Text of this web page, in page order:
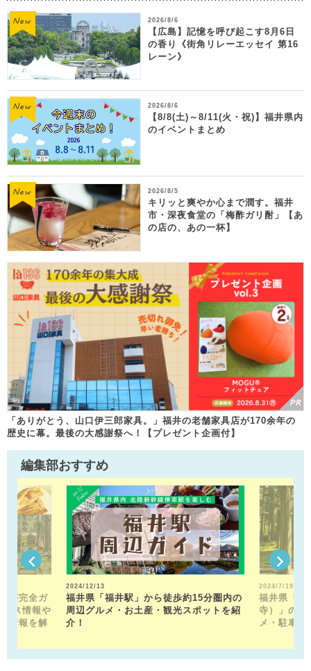
2026/8/6
【広島】記憶を呼び起こす8月6日
の香り《街角リレーエッセイ 第16
レーン》
2026/8/6
【8/8(土)～8/11(火・祝)】福井県内
のイベントまとめ
2026/8/5
キリッと爽やか心まで潤す。福井
市・深夜食堂の「梅酢ガリ酎」【あ
の店の、あの一杯】
「ありがとう、山口伊三郎家具。」福井の老舗家具店が170余年の
歴史に幕。最後の大感謝祭へ！【プレゼント企画付】
編集部おすすめ
が完全ガ
ス情報や
情報を解
2024/12/13
福井県「福井駅」から徒歩約15分圏内の
周辺グルメ・お土産・観光スポットを紹
介！
2024/7/19
福井県「平
寺）」の見
メ・駐車